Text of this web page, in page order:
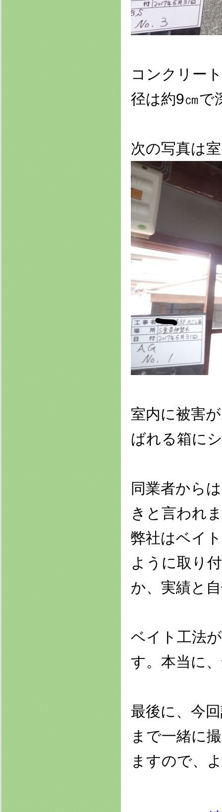
コンクリー
径は約9㎝で
次の写真は
室内に被害
ばれる箱に
同業者から
きと言われ
弊社はベイ
ように取り
か、実績と
ベイト工法
す。本当に
最後に、今
まで一緒に
ますので、